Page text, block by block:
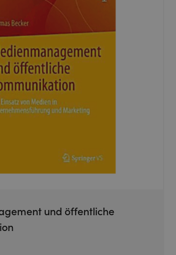
und öffentliche